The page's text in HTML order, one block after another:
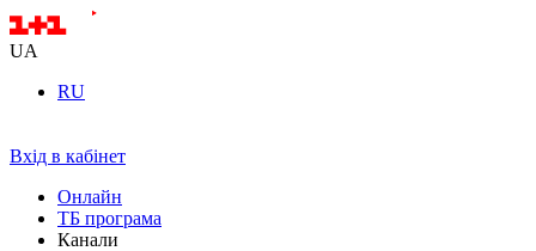
UA
RU
Вхід в кабінет
Онлайн
ТБ програма
Канали